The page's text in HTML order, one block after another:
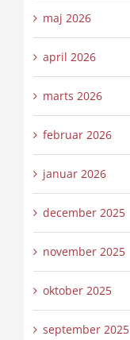
maj 2026
april 2026
marts 2026
februar 2026
januar 2026
december 2025
november 2025
oktober 2025
september 2025